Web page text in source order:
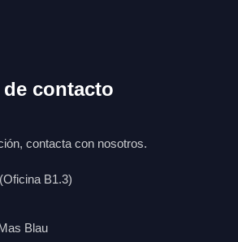
contacto
contacta con nosotros.
B1.3)
Blau